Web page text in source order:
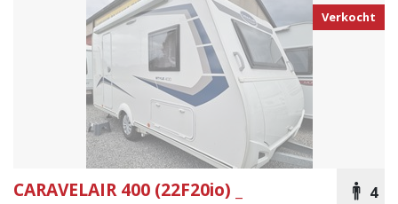
Verkocht
4
CARAVELAIR400 (22F20io) _